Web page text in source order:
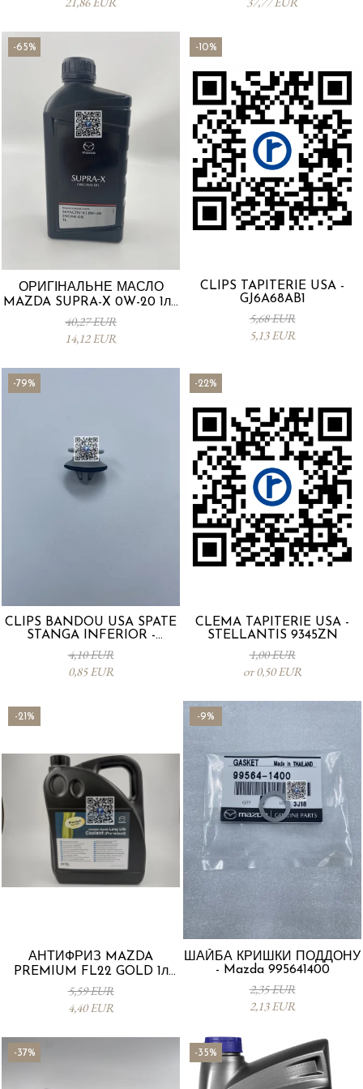
-65%
ОРИГІНАЛЬНЕ МАСЛО
MAZDA SUPRA-X 0W-20 1л -
0012MO0W20
40,27 EUR
14,12 EUR
-10%
CLIPS TAPITERIE USA -
GJ6A68AB1
5,68 EUR
5,13 EUR
-79%
CLIPS BANDOU USA SPATE
STANGA INFERIOR -
KD5351SJ3A
4,10 EUR
0,85 EUR
-22%
CLEMA TAPITERIE USA -
STELLANTIS 9345ZN
1,00 EUR
от 0,50 EUR
-21%
АНТИФРИЗ MAZDA
PREMIUM FL22 GOLD 1л
L247CL005 4X
5,59 EUR
4,40 EUR
-9%
ШАЙБА КРИШКИ ПОДДОНУ
- Mazda 995641400
2,35 EUR
2,13 EUR
-37% -35%